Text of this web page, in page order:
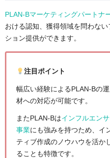
PLAN-Bマーケティングパートナ
おける認知、獲得領域を問わな
ション提供ができます。
注目ポイント
幅広い経験によるPLAN-Bの
材への対応が可能です。
またPLAN-Bはインフルエン
事業にも強みを持つため、イ
ティブ作成のノウハウを活か
ることも特徴です。